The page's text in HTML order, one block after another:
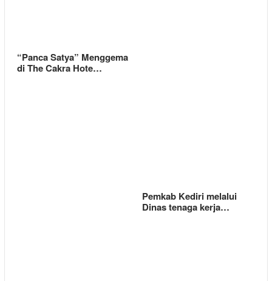
“Panca Satya” Menggema
di The Cakra Hote…
Pemkab Kediri melalui
Dinas tenaga kerja…